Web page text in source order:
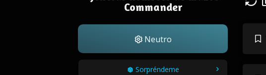
Commander
Neutro
Sorpréndeme